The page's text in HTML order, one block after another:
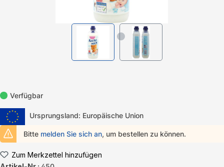
Verfügbar
Ursprungsland: Europäische Union
Bitte melden Sie sich an, um bestellen zu können.
Zum Merkzettel hinzufügen